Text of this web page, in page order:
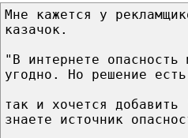
Мне кажется у
казачок.
"В интернете опасность
угодно. Но решение
так и хочется
знаете источник